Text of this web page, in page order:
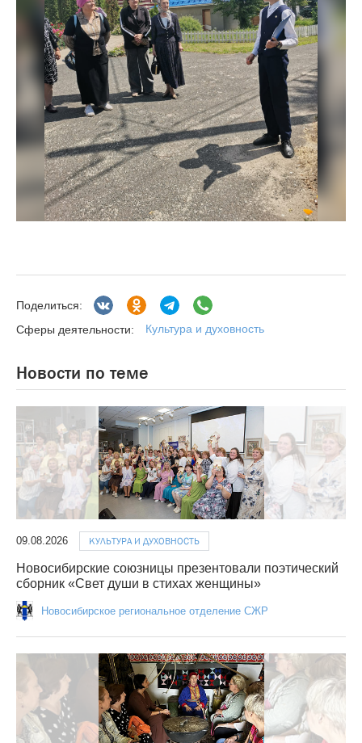
Поделиться:
Сферы деятельности:
Культура и духовность
Новости по теме
09.08.2026 КУЛЬТУРА И ДУХОВНОСТЬ
Новосибирские союзницы презентовали поэтический
сборник «Свет души в стихах женщины»
Новосибирское региональное отделение СЖР